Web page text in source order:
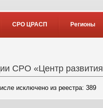
СРО ЦРАСП Регионы
СРО «Центр
исключено из реестра: 389